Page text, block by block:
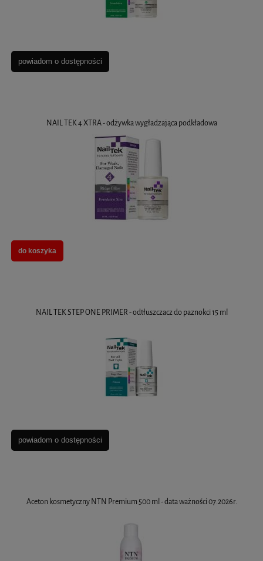
powiadom o dostępności
NAIL TEK 4 XTRA - odżywka wygładzająca podkładowa
do koszyka
NAIL TEK STEP ONE PRIMER - odtłuszczacz do paznokci 15 ml
powiadom o dostępności
Aceton kosmetyczny NTN Premium 500 ml - data ważności 07.2026r.